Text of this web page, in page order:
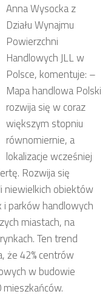
Anna Wysocka z
Działu Wynajmu
Powierzchni
Handlowych JLL w
Polsce, komentuje: –
Mapa handlowa Polski
rozwija się w coraz
większym stopniu
równomiernie, a
lokalizacje wcześniej
Rozwija się
niewielkich obiektów
parków handlowych
miastach, na
Ten trend
że 42% centrów
w budowie